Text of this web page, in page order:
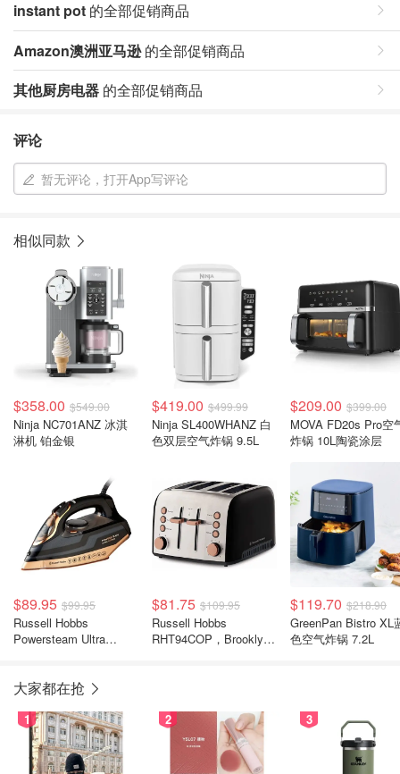
instant pot 的全部促销商品
Amazon澳洲亚马逊的全部促销商品
其他厨房电器 的全部促销商品
评论
暂无评论，打开App写评论
相似同款
$358.00 $549.00
Ninja NC701ANZ 冰淇
淋机 铂金银
$419.00 $499.99
Ninja SL400WHANZ 白
色双层空气炸锅 9.5L
$209.00 $399.00
MOVA FD20s Pro空
炸锅 10L陶瓷涂层
$89.95 $99.95
Russell Hobbs
Powersteam Ultra
立式蒸汽功能，不粘，
$81.75 $109.95
Russell Hobbs
RHT94COP，Brooklyn
$119.70 $218.90
GreenPan Bistro XL
色空气炸锅 7.2L
大家都在抢
1 2 3